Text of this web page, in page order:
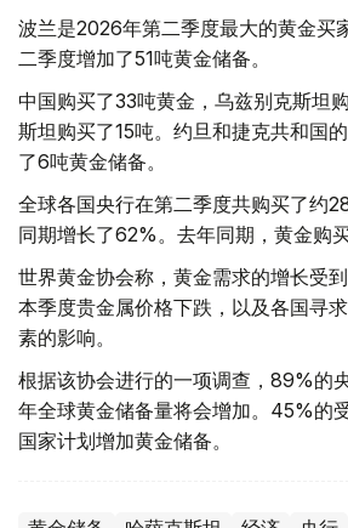
波兰是2026年第二季度最大的黄金买
二季度增加了51吨黄金储备。
中国购买了33吨黄金，乌兹别克斯坦
斯坦购买了15吨。约旦和捷克共和国
了6吨黄金储备。
全球各国央行在第二季度共购买了约
同期增长了62%。去年同期，黄金购
世界黄金协会称，黄金需求的增长受到
本季度贵金属价格下跌，以及各国寻
素的影响。
根据该协会进行的一项调查，89%的
年全球黄金储备量将会增加。45%的
国家计划增加黄金储备。